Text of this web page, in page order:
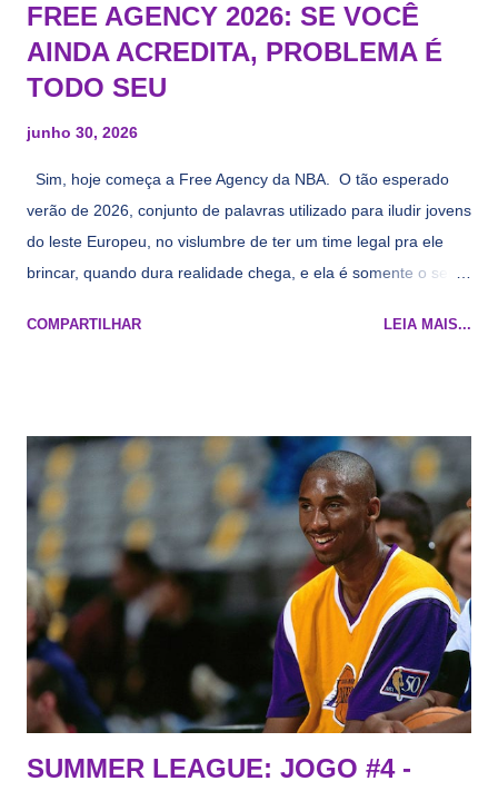
FREE AGENCY 2026: SE VOCÊ
AINDA ACREDITA, PROBLEMA É
TODO SEU
junho 30, 2026
Sim, hoje começa a Free Agency da NBA. O tão esperado
verão de 2026, conjunto de palavras utilizado para iludir jovens
do leste Europeu, no vislumbre de ter um time legal pra ele
brincar, quando dura realidade chega, e ela é somente o seu
cara de decrépito, mas que aparentemente ainda é jovem.
vezes a gente esquece mesmo. Então, como diria o Marcelo
Tas no Telecurso 2000 , É HORA DA REVISÃO! Ah, e quase
todos esses nomes foram linkados ao Lakers. Se de fato há o
interesse, não importa, o nosso compromisso é sempre com a
informação, a veracidade vem depois. E do Lakers hein? Até
agora nada de Ruim Hachaomuro (dizem que Nets tem
interesse) e LeBrão James - esse sendo assediado pelo
Draymond Green enquanto chora pro Cavs contrat...
COMPARTILHAR LEIA MAIS...
SUMMER LEAGUE: JOGO #4 -